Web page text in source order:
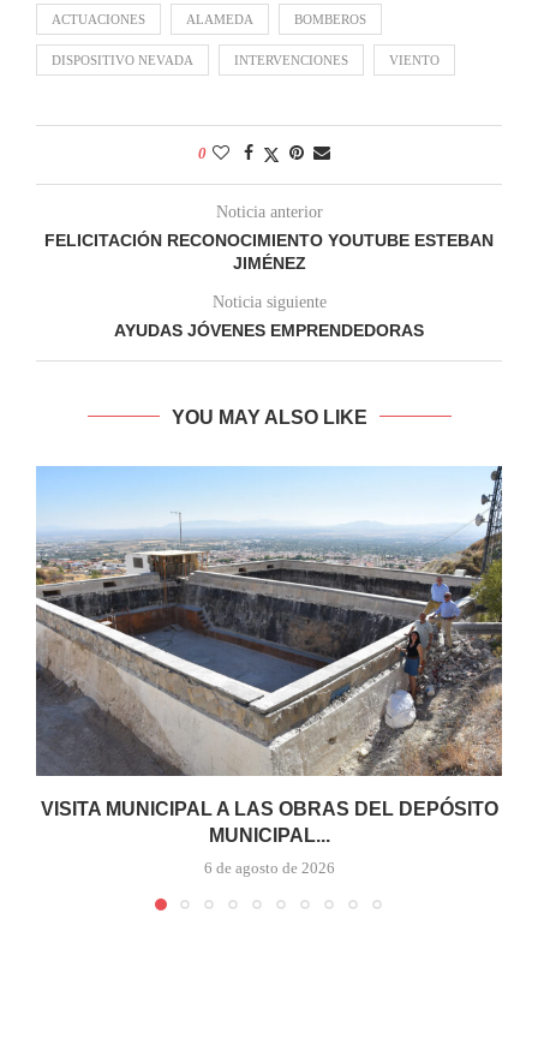
ACTUACIONES ALAMEDA BOMBEROS
DISPOSITIVO NEVADA INTERVENCIONES VIENTO
0
Noticia anterior
FELICITACIÓN RECONOCIMIENTO YOUTUBE ESTEBAN
JIMÉNEZ
Noticia siguiente
AYUDAS JÓVENES EMPRENDEDORAS
YOU MAY ALSO LIKE
VISITA MUNICIPAL A LAS OBRAS DEL DEPÓSITO
MUNICIPAL...
6 de agosto de 2026